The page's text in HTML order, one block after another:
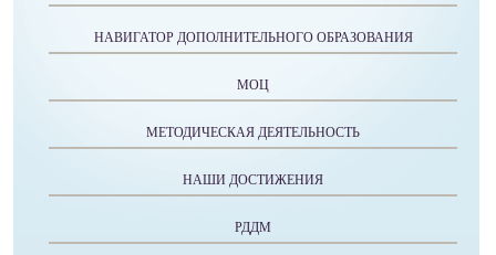
НАВИГАТОР ДОПОЛНИТЕЛЬНОГО ОБРАЗОВАНИЯ
МОЦ
МЕТОДИЧЕСКАЯ ДЕЯТЕЛЬНОСТЬ
НАШИ ДОСТИЖЕНИЯ
РДДМ